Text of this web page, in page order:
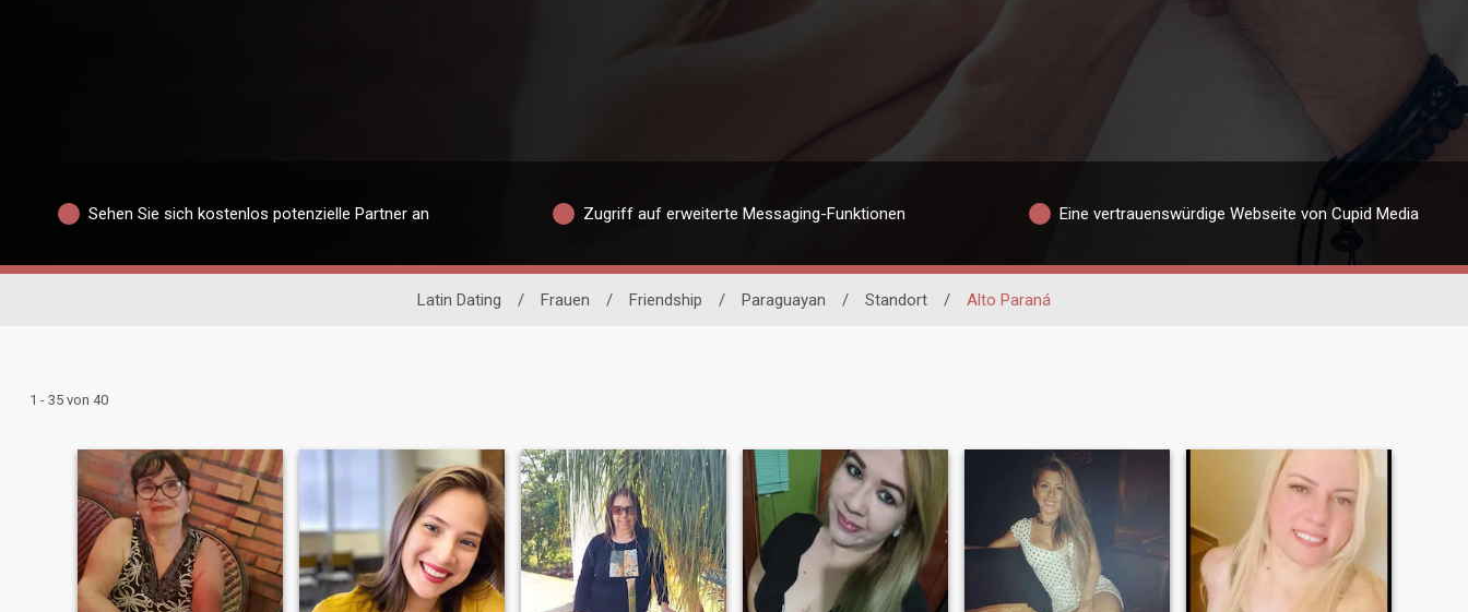
Sehen Sie sich kostenlos potenzielle Partner an Zugriff auf erweiterte Messaging-Funktionen Eine vertrauenswürdige Webseite von Cupid Media
Latin Dating / Frauen / Friendship / Paraguayan / Standort / Alto Paraná
1 - 35 von 40